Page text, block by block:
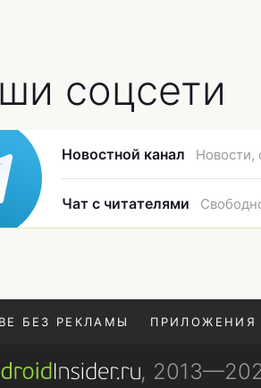
соцсети
Новостной канал Новости,
Чат с читателями
БЕЗ РЕКЛАМЫ ПРИЛОЖЕНИЯ
VS ONEPLUS ,